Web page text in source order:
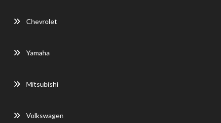
Chevrolet
Yamaha
Mitsubishi
Volkswagen